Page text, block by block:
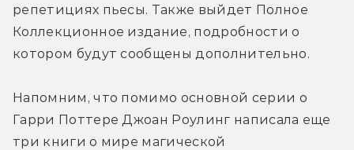
репетициях пьесы. Также выйдет Полное
Коллекционное издание, подробности о
котором будут сообщены дополнительно.
Напомним, что помимо основной серии о
Гарри Поттере Джоан Роулинг написала еще
три книги о мире магической